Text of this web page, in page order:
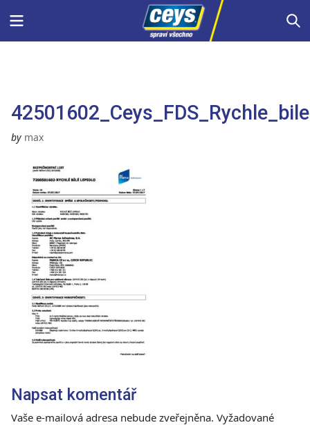
Menu
by max
Napsat komentář
Vaše e-mailová adresa nebude zveřejněna. Vyžadované